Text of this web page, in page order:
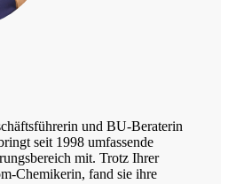
und BU-Beraterin
seit 1998 umfassende
mit. Trotz Ihrer
Chemikerin, fand sie ihre